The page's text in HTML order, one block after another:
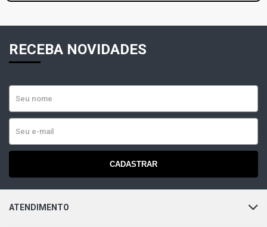
RECEBA NOVIDADES
CADASTRAR
ATENDIMENTO